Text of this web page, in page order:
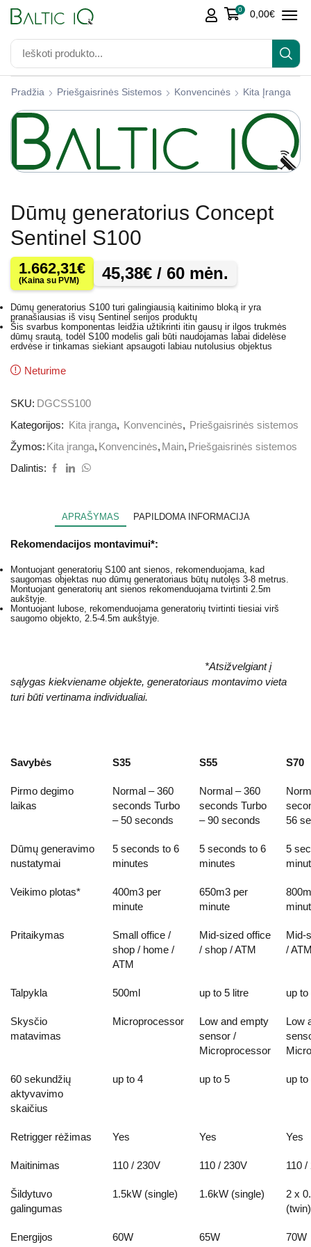
0 0,00€
Pradžia Priešgaisrinės Sistemos Konvencinės Kita Įranga
Dūmų generatorius Concept
Sentinel S100
1.662,31€
(Kaina su PVM) 45,38€ / 60 mėn.
Dūmų generatorius S100 turi galingiausią kaitinimo bloką ir yra
pranašiausias iš visų Sentinel serijos produktų
Šis svarbus komponentas leidžia užtikrinti itin gausų ir ilgos trukmės
dūmų srautą, todėl S100 modelis gali būti naudojamas labai didelėse
erdvėse ir tinkamas siekiant apsaugoti labiau nutolusius objektus
Neturime
SKU: DGCSS100
Kategorijos: Kita įranga, Konvencinės, Priešgaisrinės sistemos
Žymos: Kita įranga, Konvencinės, Main, Priešgaisrinės sistemos
Dalintis:
APRAŠYMAS PAPILDOMA INFORMACIJA
Rekomendacijos montavimui*:
Montuojant generatorių S100 ant sienos, rekomenduojama, kad
saugomas objektas nuo dūmų generatoriaus būtų nutolęs 3-8 metrus.
Montuojant generatorių ant sienos rekomenduojama tvirtinti 2.5m
aukštyje.
Montuojant lubose, rekomenduojama generatorių tvirtinti tiesiai virš
saugomo objekto, 2.5-4.5m aukštyje.
*Atsižvelgiant į
sąlygas kiekviename objekte, generatoriaus montavimo vieta
turi būti vertinama individualiai.
Savybės S35 S55 S70
Pirmo degimo
laikas
Normal – 360
seconds Turbo
– 50 seconds
Normal – 360
seconds Turbo
– 90 seconds
56
Dūmų generavimo
nustatymai
5 seconds to 6
minutes
5 seconds to 6
minutes
5
Veikimo plotas*
400m3 per
minute
650m3 per
minute
Pritaikymas
Small office /
shop / home /
ATM
Mid-sized office
/ shop / ATM
Mid-
/
Talpykla 500ml up to 5 litre up to
Skysčio
matavimas
Microprocessor
Low and empty
sensor /
Microprocessor
Low
60 sekundžių
aktyvavimo
skaičius
up to 4 up to 5 up to
Retrigger rėžimas Yes Yes Yes
Maitinimas 110 / 230V 110 / 230V 110 /
Šildytuvo
galingumas
1.5kW (single) 1.6kW (single)
2 x
(twin)
Energijos
60W 65W 70W